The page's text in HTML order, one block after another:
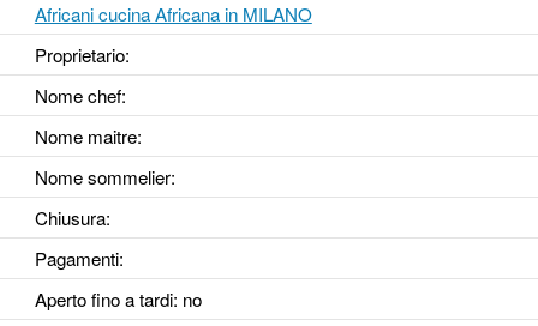
Africani cucina Africana in MILANO
Proprietario:
Nome chef:
Nome maitre:
Nome sommelier:
Chiusura:
Pagamenti:
Aperto fino a tardi: no